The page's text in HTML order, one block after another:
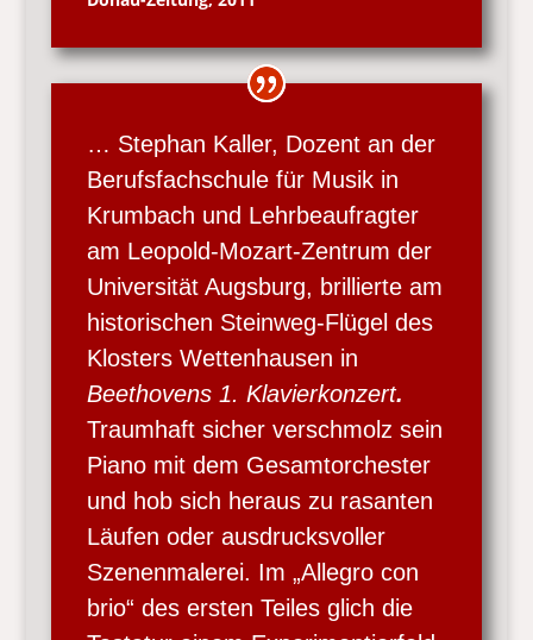
… Stephan Kaller, Dozent an der
Berufsfachschule für Musik in
Krumbach und Lehrbeaufragter
am Leopold-Mozart-Zentrum der
Universität Augsburg, brillierte am
historischen Steinweg-Flügel des
Klosters Wettenhausen in
Beethovens 1. Klavierkonzert.
Traumhaft sicher verschmolz sein
Piano mit dem Gesamtorchester
und hob sich heraus zu rasanten
Läufen oder ausdrucksvoller
Szenenmalerei. Im „Allegro con
brio“ des ersten Teiles glich die